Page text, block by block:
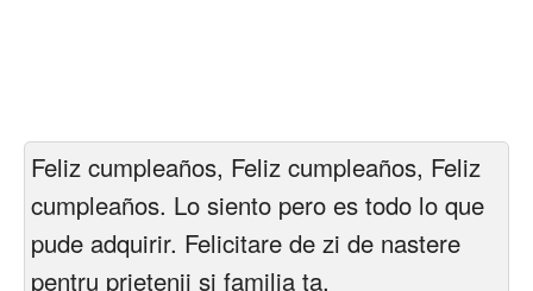
Feliz cumpleaños, Feliz cumpleaños, Feliz
cumpleaños. Lo siento pero es todo lo que
pude adquirir. Felicitare de zi de nastere
pentru prietenii si familia ta.